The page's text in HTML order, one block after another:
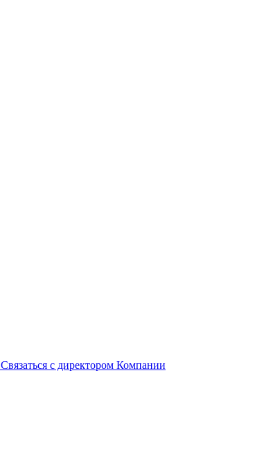
Связаться с директором Компании